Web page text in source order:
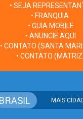
• SEJA
• FRANQUIA
• GUIA MOBILE
• ANUNCIE AQUI
• CONTATO (SANTA
• CONTATO
MAIS